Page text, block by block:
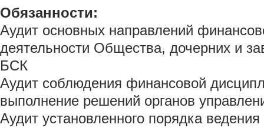
Обязанности:
Аудит основных направлений
деятельности Общества, дочерних и
БСК
Аудит соблюдения финансовой
выполнение решений органов
Аудит установленного порядка ведения